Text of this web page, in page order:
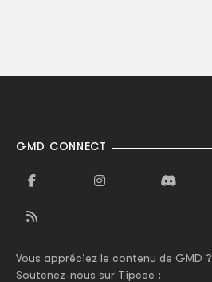
GMD CONNECT
Vous appréciez le contenu de GMD ?
Soutenez-nous sur Tipeee :